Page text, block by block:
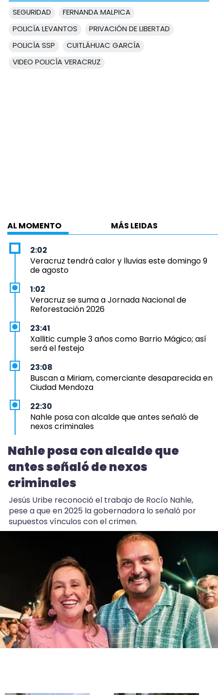
SEGURIDAD
FERNANDA MALPICA
POLICÍA LEVANTOS
PRIVACIÓN DE LIBERTAD
POLICÍA SSP
CUITLÁHUAC GARCÍA
VIDEO POLICÍA VERACRUZ
AL MOMENTO MÁS LEIDAS
2:02
Veracruz tendrá calor y lluvias este domingo 9
de agosto
1:02
Veracruz se suma a Jornada Nacional de
Reforestación 2026
23:41
Xallitic cumple 3 años como Barrio Mágico; así
será el festejo
23:08
Buscan a Miriam, comerciante desaparecida en
Ciudad Mendoza
22:30
Nahle posa con alcalde que antes señaló de
nexos criminales
22:13
Michis ya van al veterinario tanto como los
perros en Veracruz
20:30
Rezago en Veracruz: solo 44 municipios tienen
Atlas de Riesgo
18:07
Calor y falta de lluvia, detrás de peces muertos
Coscomatepec: primo balea a dos hermanos;
uno muere
Nahle posa con alcalde que
antes señaló de nexos
criminales
Jesús Uribe reconoció el trabajo de Rocío Nahle,
pese a que en 2025 la gobernadora lo señaló por
supuestos vínculos con el crimen.